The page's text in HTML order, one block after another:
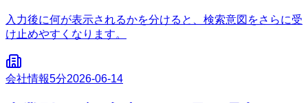
入力後に何が表示されるかを分けると、検索意図をさらに受
け止めやすくなります。
会社情報5分2026-06-14